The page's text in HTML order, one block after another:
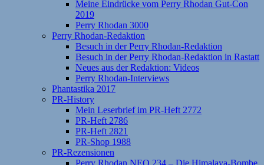
Meine Eindrücke vom Perry Rhodan Gut-Con
2019
Perry Rhodan 3000
Perry Rhodan-Redaktion
Besuch in der Perry Rhodan-Redaktion
Besuch in der Perry Rhodan-Redaktion in Rastatt
Neues aus der Redaktion: Videos
Perry Rhodan-Interviews
Phantastika 2017
PR-History
Mein Leserbrief im PR-Heft 2772
PR-Heft 2786
PR-Heft 2821
PR-Shop 1988
PR-Rezensionen
Perry Rhodan NEO 234 – Die Himalaya-Bombe